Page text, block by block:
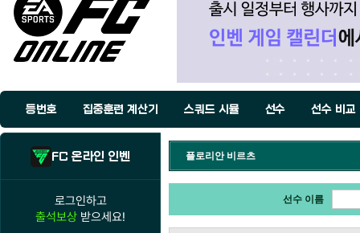
등번호 집중훈련 계산기 스쿼드 시뮬 선수 선수 비교
FC 온라인 인벤
로그인하고
출석보상 받으세요!
플로리안 비르츠
선수 이름